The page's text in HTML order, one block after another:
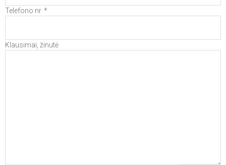
Telefono nr
Klausimai, žinutė